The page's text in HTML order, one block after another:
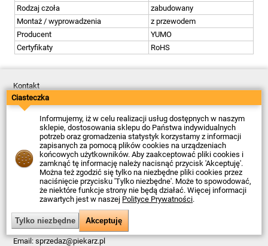
Rodzaj czoła
zabudowany
Montaż / wyprowadzenia
z przewodem
Producent
YUMO
Certyfikaty
RoHS
Kontakt
Dostawa
Płatność
Zwroty
Reklamacje
Regulamin
Polityka Prywatności
O Firmie
Data ostatniej aktualizacji: 2026-08-07
© Firma Piekarz Sp. z o.o. 2000-2026
Sklep elektroniczny Firma Piekarz Sp. z o.o.
ul. Wólczyńska 206
01-919 Warszawa
NIP: 118-15-77-240
Email:sprzedaz@piekarz.pl
Ciasteczka
Informujemy, iż w celu realizacji usług dostępnych w naszym
sklepie, dostosowania sklepu do Państwa indywidualnych
potrzeb oraz gromadzenia statystyk korzystamy z informacji
zapisanych za pomocą plików cookies na urządzeniach
końcowych użytkowników. Aby zaakceptować pliki cookies i
zamknąć tę informację należy nacisnąć przycisk 'Akceptuję'.
Można też zgodzić się tylko na niezbędne pliki cookies przez
naciśnięcie przycisku 'Tylko niezbędne'. Może to spowodować,
że niektóre funkcje strony nie będą działać. Więcej informacji
zawartych jest w naszej Polityce Prywatności.